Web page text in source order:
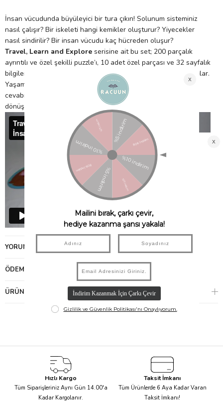
İnsan vücudunda büyüleyici bir tura çıkın! Solunum sisteminiz
nasıl çalışır? Bir iskeleti hangi kemikler oluşturur? Yiyecekler
nasıl sindirilir? Bir insan vücudu kaç hücreden oluşur?
Travel, Learn and Explore serisine ait bu set; 200 parçalık
ayrıntılı ve özel şekilli puzzle’ı, 10 adet özel parçası ve 32 sayfalık
bilgilendirici kitabı ile insan vücudunu yakından tanımanızı sağlar.
Yaşam döngüsü hakkında merak ettiğiniz pek çok sorunun
cevabını keşfederken öğrenmeyi eğlenceli bir deneyime
dönüştürür.
YORUMLAR
ÖDEME SEÇENEKLERI
ÜRÜN ÖNERILERI
Hızlı Kargo
Tüm Siparişleriniz Aynı Gün 14.00'a
Kadar Kargolanır.
Taksit İmkanı
Tüm Ürünlerde 6 Aya Kadar Varan
Taksit İmkanı!